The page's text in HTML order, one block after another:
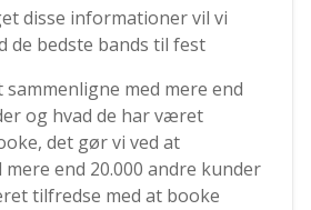
disse informationer vil vi
de bedste bands til fest
med mere end
og hvad de har været
det gør vi ved at
end 20.000 andre kunder
tilfredse med at booke